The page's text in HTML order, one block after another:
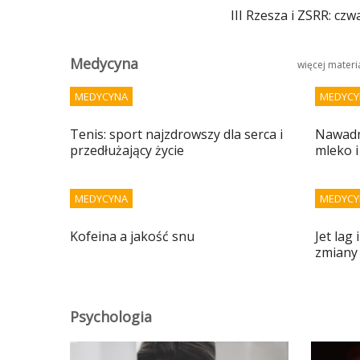
III Rzesza i ZSRR:
Medycyna więcej
MEDYCYNA
Tenis: sport najzdrowszy dla serca i
przedłużający życie
mleko
MEDYCYNA
Kofeina a jakość snu
Jet lag
Psychologia